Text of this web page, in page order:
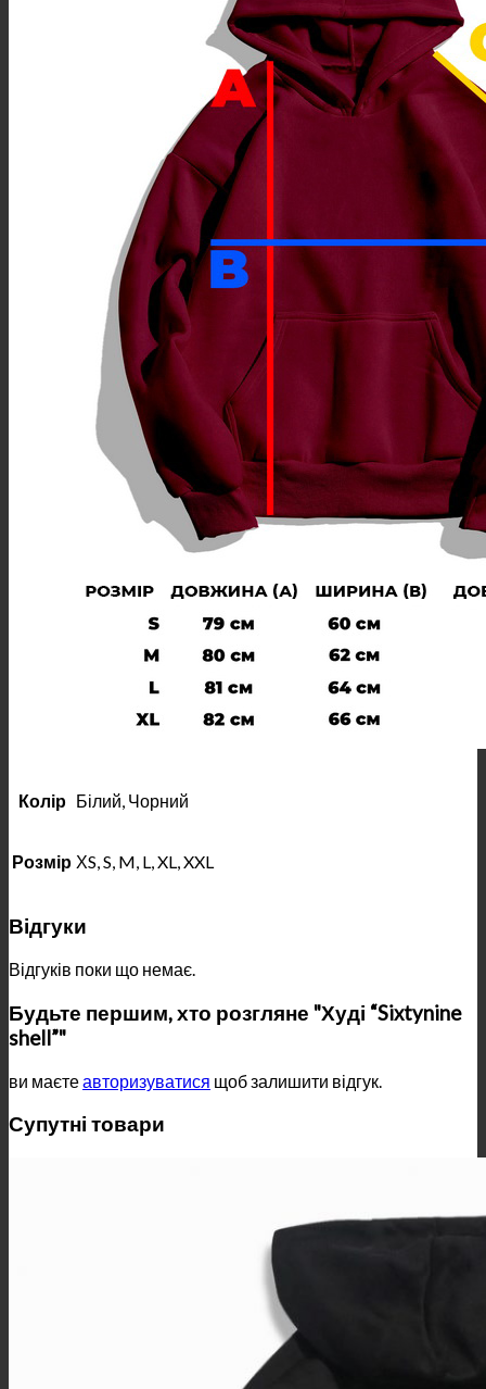
Колір Білий, Чорний
Розмір ХS, S, M, L, XL, XXL
Відгуки
Відгуків поки що немає.
Будьте першим, хто розгляне "Худі “Sixtynine
shell”"
ви маєтеавторизуватися щоб залишити відгук.
Супутні товари